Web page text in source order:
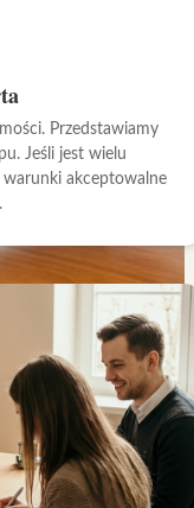
Przedstawiamy
Jeśli jest wielu
akceptowalne